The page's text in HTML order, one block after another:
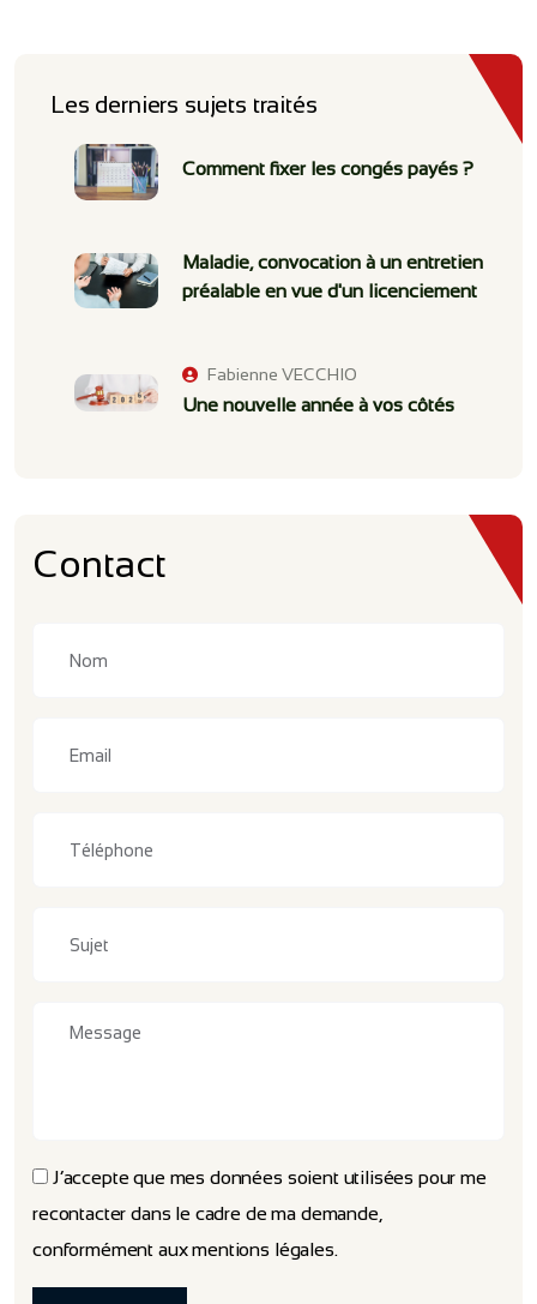
Les derniers sujets traités
Comment fixer les congés payés ?
Maladie, convocation à un entretien
préalable en vue d'un licenciement
Fabienne VECCHIO
Une nouvelle année à vos côtés
Contact
J’accepte que mes données soient utilisées pour me
recontacter dans le cadre de ma demande,
conformément auxmentions légales.